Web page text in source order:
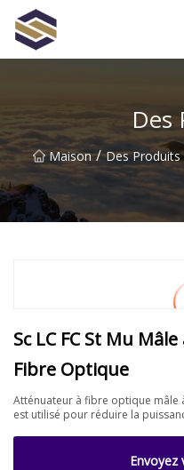
Des
Maison / Des Produits
Sc LC FC St Mu
Fibre Optique
Atténuateur à fibre optique mâle
est utilisé pour réduire la
Envoyez